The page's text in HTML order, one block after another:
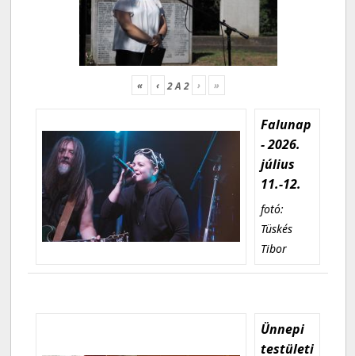
« ‹ 2A2 › »
Falunap
- 2026.
július
11.-12.
fotó:
Tüskés
Tibor
Ünnepi
testületi